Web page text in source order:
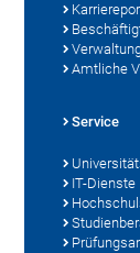
Amtliche
Service
IT-Dienste